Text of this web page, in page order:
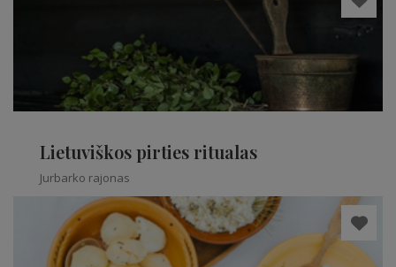
Lietuviškos pirties ritualas
Jurbarko rajonas